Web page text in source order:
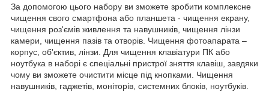
За допомогою цього набору ви зможете зробити комплексне
чищення свого смартфона або планшета - чищення екрану,
чищення роз'ємів живлення та навушників, чищення лінзи
камери, чищення пазів та отворів. Чищення фотоапарата –
корпус, об'єктив, лінзи. Для чищення клавіатури ПК або
ноутбука в наборі є спеціальні пристрої зняття клавіш, завдяки
чому ви зможете очистити місце під кнопками. Чищення
навушників, гаджетів, моніторів, системних блоків, ноутбуків.